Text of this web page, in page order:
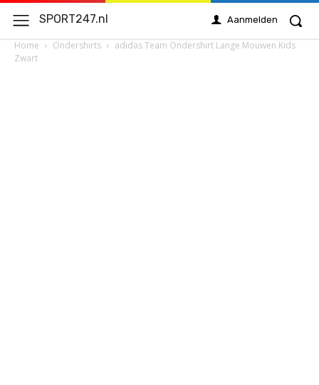
SPORT247.nl Aanmelden
Home Ondershirts
adidas Team Ondershirt Lange Mouwen Kids
Zwart